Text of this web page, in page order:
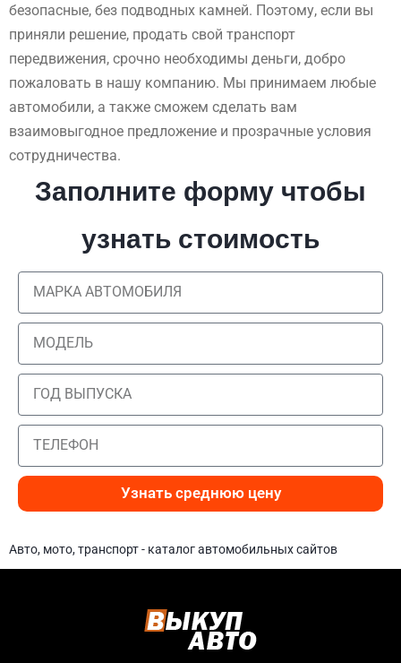
безопасные, без подводных камней. Поэтому, если вы
приняли решение, продать свой транспорт
передвижения, срочно необходимы деньги, добро
пожаловать в нашу компанию. Мы принимаем любые
автомобили, а также сможем сделать вам
взаимовыгодное предложение и прозрачные условия
сотрудничества.
Заполните форму чтобы
узнать стоимость
Узнать среднюю цену
Авто, мото, транспорт - каталог автомобильных сайтов